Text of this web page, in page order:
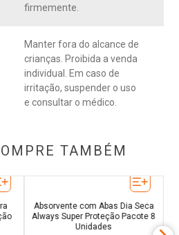
firmemente.
Manter fora do alcance de
crianças. Proibida a venda
individual. Em caso de
irritação, suspender o uso
e consultar o médico.
TAMBÉM